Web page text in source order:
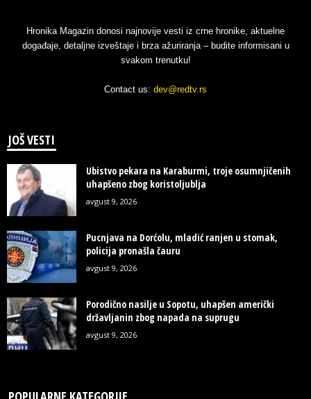
Hronika Magazin donosi najnovije vesti iz crne hronike, aktuelne
događaje, detaljne izveštaje i brza ažuriranja – budite informisani u
svakom trenutku!
Contact us: dev@redtv.rs
JOŠ VESTI
Ubistvo pekara na Karaburmi, troje osumnjičenih
uhapšeno zbog koristoljublja
avgust 9, 2026
Pucnjava na Dorćolu, mladić ranjen u stomak,
policija pronašla čauru
avgust 9, 2026
Porodično nasilje u Sopotu, uhapšen američki
državljanin zbog napada na suprugu
avgust 9, 2026